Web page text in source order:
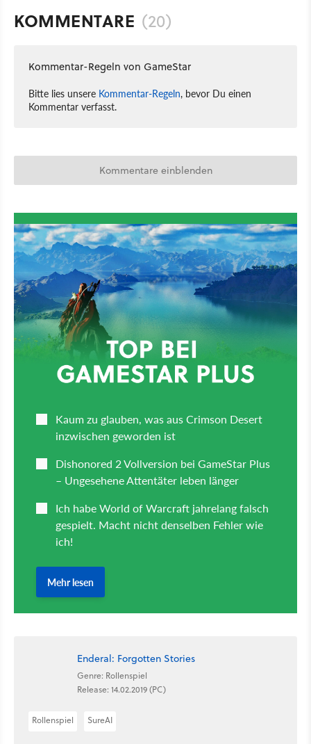
KOMMENTARE (20)
Kommentar-Regeln von GameStar
Bitte lies unsere Kommentar-Regeln, bevor Du einen
Kommentar verfasst.
Kommentare einblenden
Enderal: Forgotten Stories
Genre: Rollenspiel
Release: 14.02.2019 (PC)
Rollenspiel SureAI